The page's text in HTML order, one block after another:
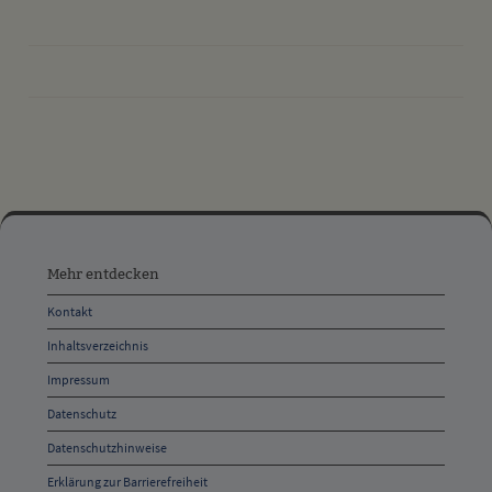
entdecken,
Öffnungszeiten
und
Anschrift
und
Kontakt
Mehr entdecken
Kontakt
Inhaltsverzeichnis
Impressum
Datenschutz
Datenschutzhinweise
Erklärung zur Barrierefreiheit